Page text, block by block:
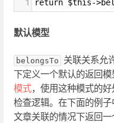
1 return $this-
默认模型
belongsTo 关联关系允
下定义一个默认的返回
模式，使用这种模式的
检查逻辑。在下面的例子
文章关联的情况下返回一